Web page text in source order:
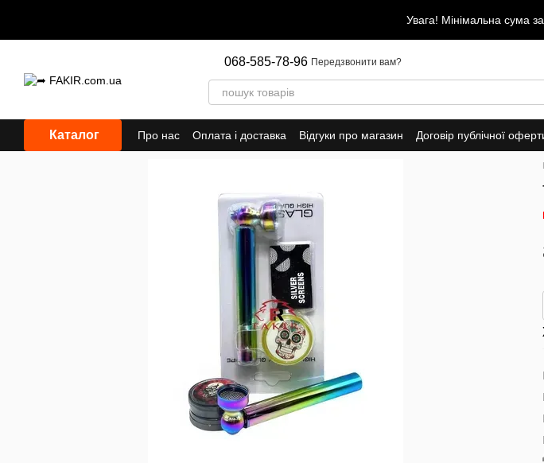
Увага! Мінімальна сума
068-585-78-96 Передзвонити вам?
Каталог Про нас Оплата і доставка Відгуки про магазин Договір публічної